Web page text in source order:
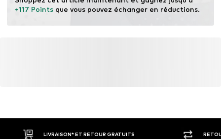
+117 Points que vous pouvez échanger en réductions.
LIVRAISON* ET RETOUR GRATUITS